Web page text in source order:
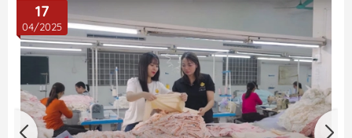
17
04/2025